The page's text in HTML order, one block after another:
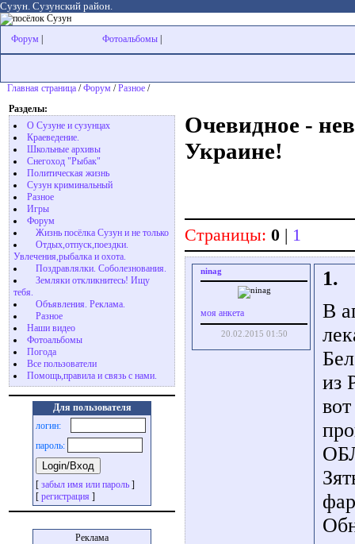
Сузун. Сузунский район.
Форум Фотоальбомы
Главная страница /Форум /Разное /
Разделы:
О Сузуне и сузунцах
Краеведение.
Школьные архивы
Снегоход "Рыбак"
Политическая жизнь
Сузун криминальный
Разное
Игры
Форум
Жизнь посёлка Сузун и не только
Отдых,отпуск,поездки.
Увлечения,рыбалка и охота.
Поздравлялки. Соболезнования.
Земляки откликнитесь! Ищу
тебя.
Объявления. Реклама.
Разное
Наши видео
Фотоальбомы
Погода
Все пользователи
Помощь,правила и связь с нами.
Для пользователя
логин:
пароль:
[ забыл имя или пароль ]
[ регистрация ]
Реклама
Очевидное -
Украине!
Страницы: 0 | 1
ninag
моя анкета
20.02.2015 01:50
1.
В
из